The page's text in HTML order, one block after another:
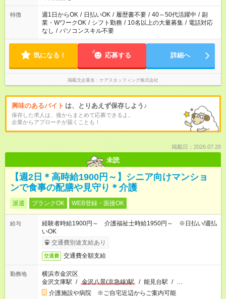
特徴 週1日からOK / 日払いOK / 履歴書不要 / 40～50代活躍中 / 副
業・WワークOK / シフト勤務 / 10名以上の大量募集 / 電話対応
なし / パソコンスキル不要
気になる！ 応募する 詳細へ
掲載元企業名 ケアスタッフィング株式会社
興味のあるバイト は、とりあえず保存しよう♪
保存した求人は、後からまとめて応募できるよ。
企業からアプローチが届くことも！
掲載日：2026.07.28
未読
【週2日＊高時給1900円～】シニア向けマンショ
ンで食事の配膳や見守り＊介護
派遣 ブランクOK WEB登録・面接OK
給与
経験者時給1900円～ 介護福祉士時給1950円～ ※日払い/週払
いOK
交通費別途支給あり
交通費 交通費全額支給
勤務地
横浜市金沢区
金沢文庫駅 / 金沢八景(京急線)駅 / 能見台駅 / …
介護施設や病院 ※ご自宅近辺からご案内可能